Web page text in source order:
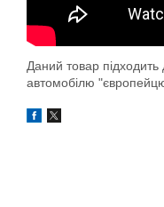
Даний товар
автомобілю